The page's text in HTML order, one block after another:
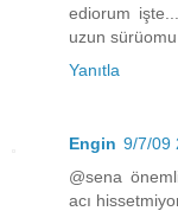
ediorum
uzun
Yanıtla
Engin 9/7/09
@sena
acı